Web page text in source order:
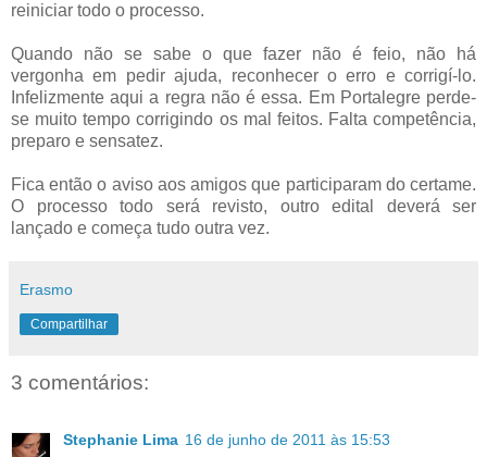
reiniciar todo o processo.
Quando não se sabe o que fazer não é feio, não há
vergonha em pedir ajuda, reconhecer o erro e corrigí-lo.
Infelizmente aqui a regra não é essa. Em Portalegre perde-
se muito tempo corrigindo os mal feitos. Falta competência,
preparo e sensatez.
Fica então o aviso aos amigos que participaram do certame.
O processo todo será revisto, outro edital deverá ser
lançado e começa tudo outra vez.
Erasmo
Compartilhar
3 comentários:
Stephanie Lima 16 de junho de 2011 às 15:53